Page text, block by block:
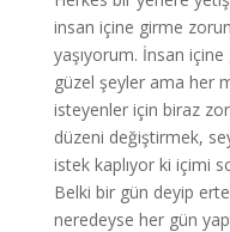
insan içine girme
yaşıyorum. İnsan
güzel şeyler ama her
isteyenler için biraz
düzeni değiştirmek,
istek kaplıyor ki içimi
Belki bir gün deyip
neredeyse her gün